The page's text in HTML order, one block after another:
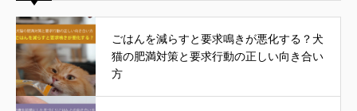
ごはんを減らすと要求鳴きが悪化する？犬
猫の肥満対策と要求行動の正しい向き合い
方